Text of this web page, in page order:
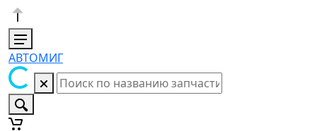
АВТОМИГ